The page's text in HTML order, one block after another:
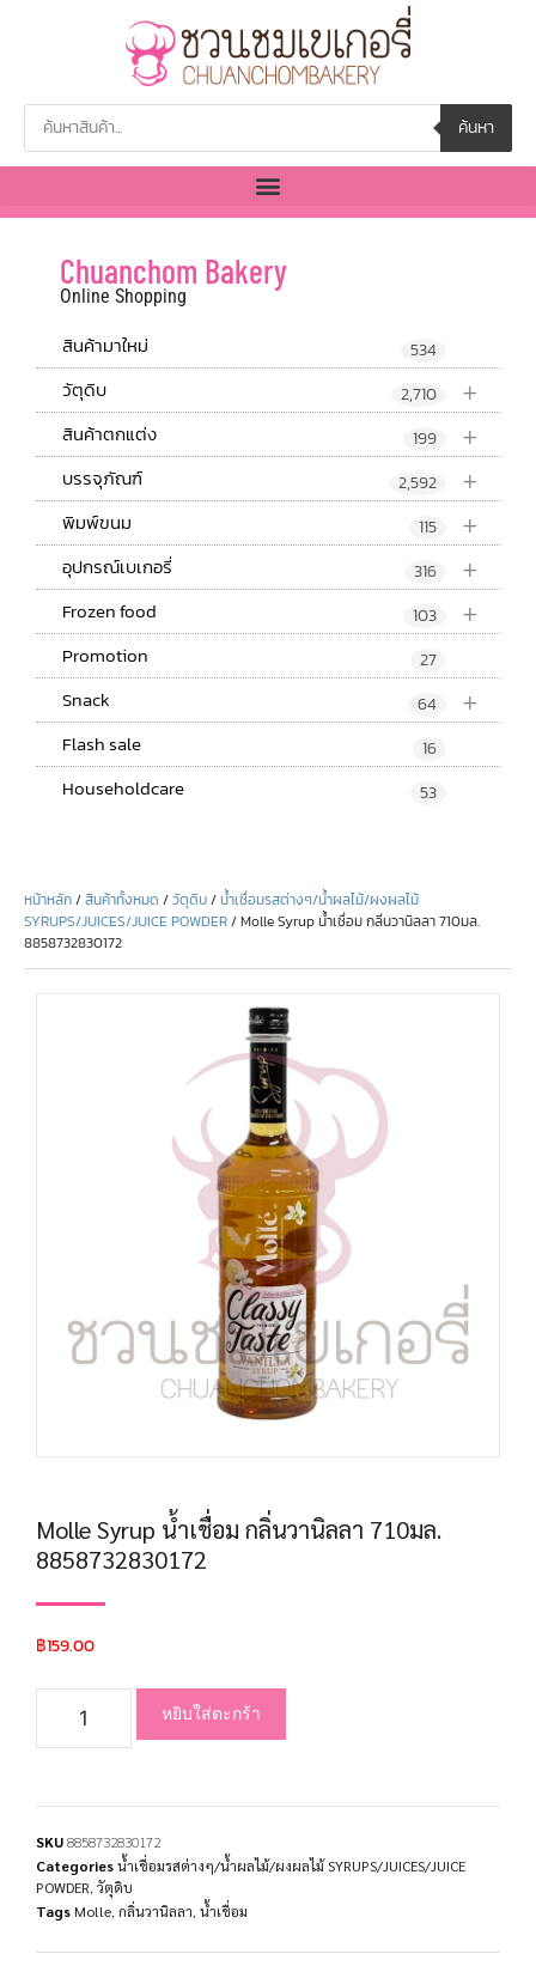
ค้นหา
Chuanchom Bakery
Online Shopping
สินค้ามาใหม่ 534
+
วัตุดิบ 2,710
+
สินค้าตกแต่ง 199
+
บรรจุภัณฑ์ 2,592
+
พิมพ์ขนม 115
+
อุปกรณ์เบเกอรี่ 316
+
Frozen food 103
Promotion 27
+
Snack 64
Flash sale 16
Householdcare 53
หน้าหลัก/สินค้าทั้งหมด /วัตุดิบ/น้ำเชื่อมรสต่างๆ/น้ำผลไม้/ผงผลไม้
SYRUPS/JUICES/JUICE POWDER/ Molle Syrup น้ำเชื่อม กลิ่นวานิลลา 710มล.
8858732830172
Molle Syrup น้ำเชื่อม กลิ่นวานิลลา 710มล.
8858732830172
฿159.00
หยิบใส่ตะกร้า
SKU8858732830172
Categoriesน้ำเชื่อมรสต่างๆ/น้ำผลไม้/ผงผลไม้ SYRUPS/JUICES/JUICE
POWDER วัตุดิบ
Tags Molle กลิ่นวานิลลา น้ำเชื่อม